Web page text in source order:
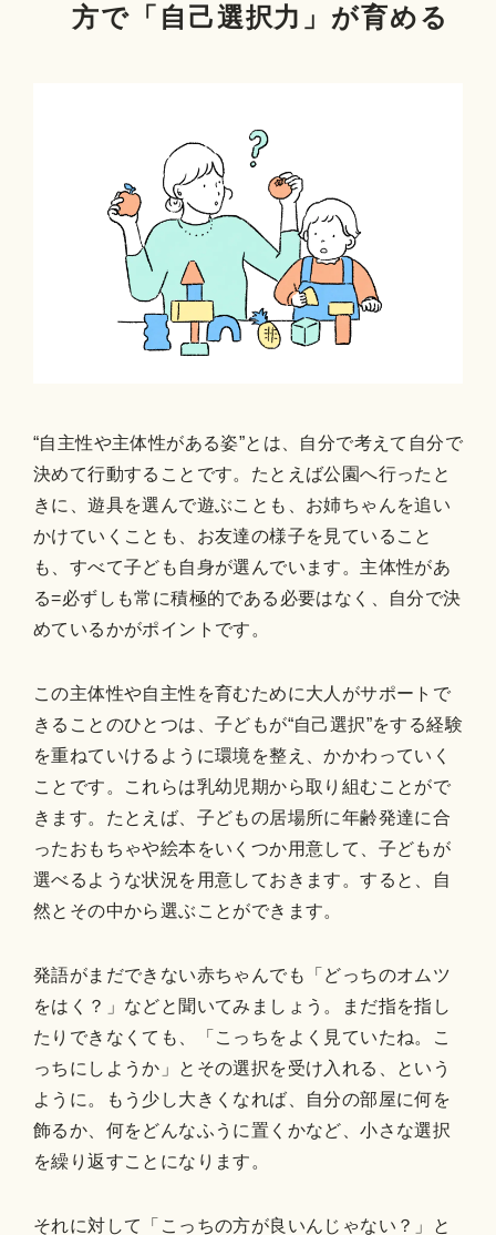
方で「自己選択力」が育める
“自主性や主体性がある姿”とは、自分で考えて自分で
決めて行動することです。たとえば公園へ行ったと
きに、遊具を選んで遊ぶことも、お姉ちゃんを追い
かけていくことも、お友達の様子を見ていること
も、すべて子ども自身が選んでいます。主体性があ
る=必ずしも常に積極的である必要はなく、自分で決
めているかがポイントです。
この主体性や自主性を育むために大人がサポートで
きることのひとつは、子どもが“自己選択”をする経験
を重ねていけるように環境を整え、かかわっていく
ことです。これらは乳幼児期から取り組むことがで
きます。たとえば、子どもの居場所に年齢発達に合
ったおもちゃや絵本をいくつか用意して、子どもが
選べるような状況を用意しておきます。すると、自
然とその中から選ぶことができます。
発語がまだできない赤ちゃんでも「どっちのオムツ
をはく？」などと聞いてみましょう。まだ指を指し
たりできなくても、「こっちをよく見ていたね。こ
っちにしようか」とその選択を受け入れる、という
ように。もう少し大きくなれば、自分の部屋に何を
飾るか、何をどんなふうに置くかなど、小さな選択
を繰り返すことになります。
それに対して「こっちの方が良いんじゃない？」と